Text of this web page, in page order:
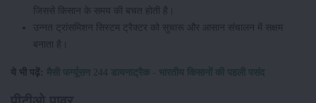
जिससे किसान के समय की बचत होती है।
उन्नत ट्रांसमिशन सिस्टम ट्रैक्टर को सुचारू और आसान संचालन में सक्षम
बनाता है।
ये भी पढ़ें: मैसी फर्ग्यूसन 244 डायनाट्रैक - भारतीय किसानों की पहली पसंद